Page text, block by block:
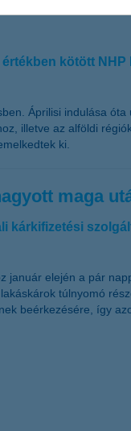
kötött NHP
Áprilisi indulása
illetve az alföldi
ki.
maga
kárkifizetési
január elején a pár
túlnyomó
beérkezésére, így